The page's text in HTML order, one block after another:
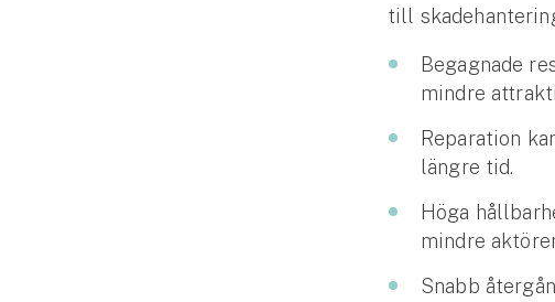
till
Begagnade
mindre
Reparation
längre tid.
Höga
mindre
Snabb